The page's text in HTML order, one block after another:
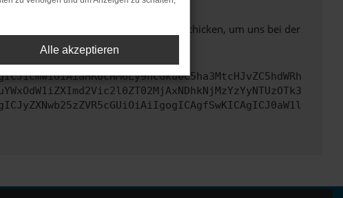
Du kannst uns diesen Text schicken, um uns bei der
Alle akzeptieren